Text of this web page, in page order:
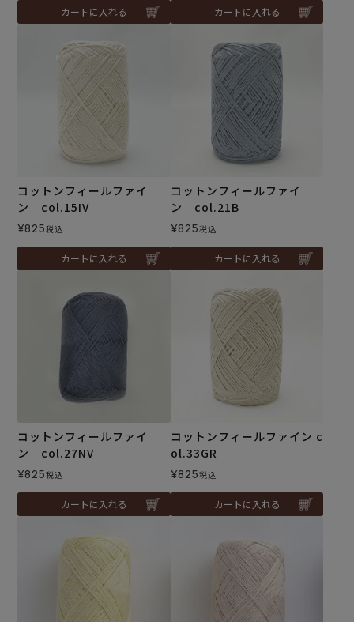
カートに入れる カートに入れる
コットンフィールファイ
ン col.15IV
¥825税込
カートに入れる
コットンフィールファイ
ン col.21B
¥825税込
カートに入れる
コットンフィールファイ
ン col.27NV
¥825税込
カートに入れる
コットンフィールファイン c
ol.33GR
¥825税込
カートに入れる